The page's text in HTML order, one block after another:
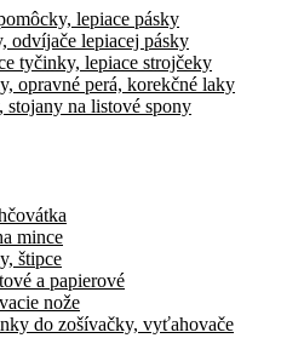
lepiace pásky
odvíjače lepiacej pásky
tyčinky, lepiace strojčeky
opravné perá, korekčné laky
na listové spony
mince
štipce
a papierové
nože
do zošívačky, vyťahovače